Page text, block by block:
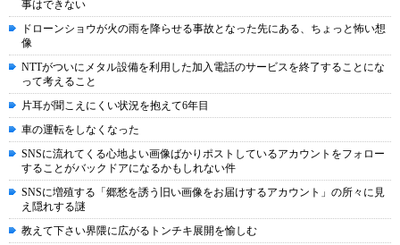
事はできない
ドローンショウが火の雨を降らせる事故となった先にある、ちょっと怖い想
像
NTTがついにメタル設備を利用した加入電話のサービスを終了することにな
って考えること
片耳が聞こえにくい状況を抱えて6年目
車の運転をしなくなった
SNSに流れてくる心地よい画像ばかりポストしているアカウントをフォロー
することがバックドアになるかもしれない件
SNSに増殖する「郷愁を誘う旧い画像をお届けするアカウント」の所々に見
え隠れする謎
教えて下さい界隈に広がるトンチキ展開を愉しむ